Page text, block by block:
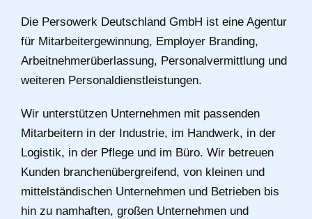
Die Persowerk Deutschland GmbH ist eine Agentur
für Mitarbeitergewinnung, Employer Branding,
Arbeitnehmerüberlassung, Personalvermittlung und
weiteren Personaldienstleistungen.
Wir unterstützen Unternehmen mit passenden
Mitarbeitern in der Industrie, im Handwerk, in der
Logistik, in der Pflege und im Büro. Wir betreuen
Kunden branchenübergreifend, von kleinen und
mittelständischen Unternehmen und Betrieben bis
hin zu namhaften, großen Unternehmen und